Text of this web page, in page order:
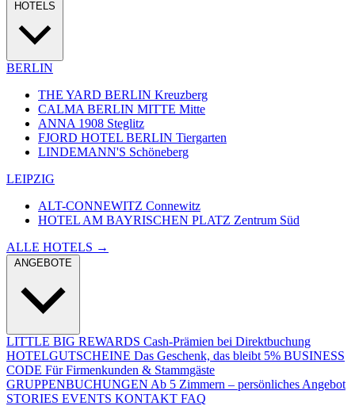
BERLIN
THE YARD BERLIN Kreuzberg
CALMA BERLIN MITTE Mitte
ANNA 1908 Steglitz
FJORD HOTEL BERLIN Tiergarten
LINDEMANN'S Schöneberg
LEIPZIG
ALT-CONNEWITZ Connewitz
HOTEL AM BAYRISCHEN PLATZ Zentrum Süd
ALLE HOTELS →
LITTLE BIG REWARDS Cash-Prämien bei Direktbuchung
HOTELGUTSCHEINE Das Geschenk, das bleibt 5% BUSINESS
CODE Für Firmenkunden & Stammgäste
GRUPPENBUCHUNGEN Ab 5 Zimmern – persönliches Angebot
STORIES EVENTS KONTAKT FAQ